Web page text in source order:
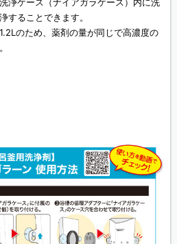
することできます。
のため、薬剤の量が同じで高濃度の